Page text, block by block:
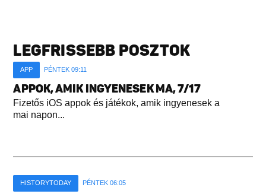
LEGFRISSEBB POSZTOK
APP PÉNTEK 09:11
APPOK, AMIK INGYENESEK MA, 7/17
Fizetős iOS appok és játékok, amik ingyenesek a
mai napon...
HISTORYTODAY PÉNTEK 06:05